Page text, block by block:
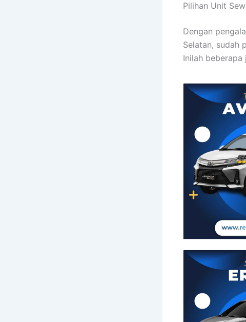
Pilihan Unit
Dengan
Selatan, sudah
Inilah